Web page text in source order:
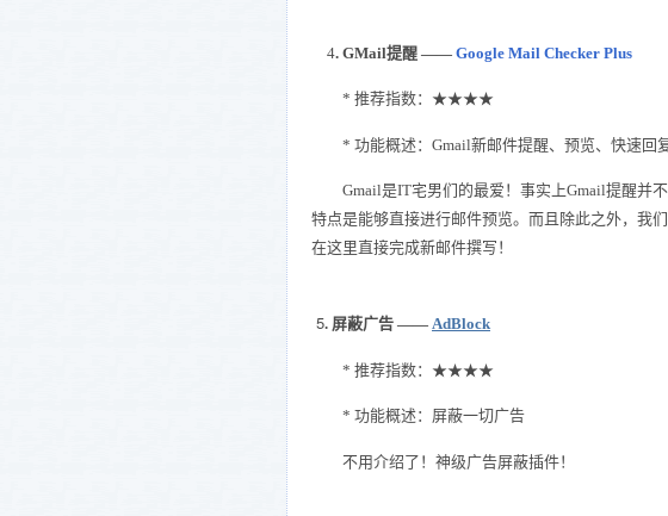
4. GMail提醒 —— Google Mail Checker Plus
* 推荐指数：★★★★
* 功能概述：Gmail新邮件提醒、预览、快速回
Gmail是IT宅男们的最爱！事实上Gmail提醒并不
特点是能够直接进行邮件预览。而且除此之外，我
在这里直接完成新邮件撰写！
5. 屏蔽广告 —— AdBlock
* 推荐指数：★★★★
* 功能概述：屏蔽一切广告
不用介绍了！神级广告屏蔽插件！